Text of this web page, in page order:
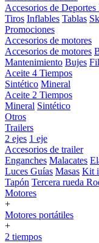
Accesorios de Deportes
Tiros Inflables Tablas
Promociones
Accesorios de motores
Accesorios de motores
Mantenimiento Bujes
Aceite 4 Tiempos
Sintético Mineral
Aceite 2 Tiempos
Mineral Sintético
Otros
Trailers
2 ejes 1 eje
Accesorios de trailer
Enganches Malacates
Luces Guías Masas Kit
Tapón Tercera rueda
Motores
+
Motores portátiles
+
2 tiempos